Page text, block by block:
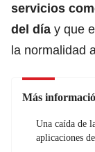
servicios
del día y que
la normalidad
Más
Una caída de
aplicaciones